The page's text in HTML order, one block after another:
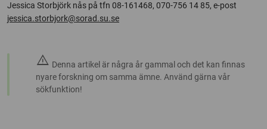
Jessica Storbjörk nås på tfn 08-161468, 070-756 14 85, e-post
jessica.storbjork@sorad.su.se
warning Denna artikel är några år gammal och det kan finnas
nyare forskning om samma ämne. Använd gärna vår
sökfunktion!